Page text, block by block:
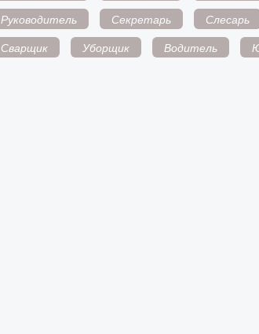
Руководитель
Секретарь Слесарь
Сварщик
Уборщик Водитель